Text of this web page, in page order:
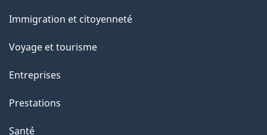
sujets
Immigration et citoyenneté
Voyage et tourisme
Entreprises
Prestations
Santé